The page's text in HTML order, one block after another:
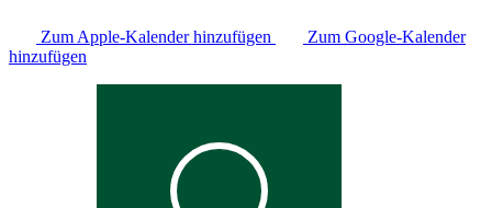
Zum Apple-Kalender hinzufügen
Zum Google-Kalender
hinzufügen